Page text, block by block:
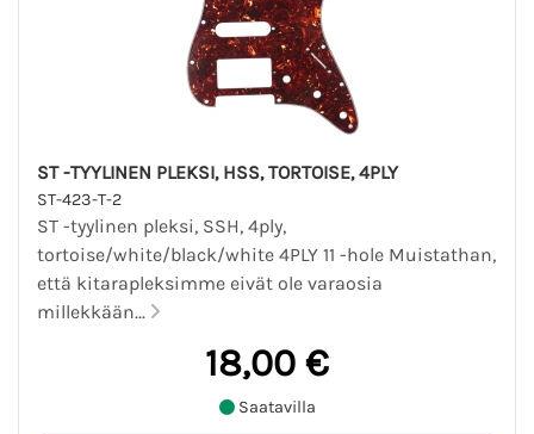
ST -TYYLINEN PLEKSI, HSS, TORTOISE, 4PLY
ST-423-T-2
ST -tyylinen pleksi, SSH, 4ply,
tortoise/white/black/white 4PLY 11 -hole Muistathan,
että kitarapleksimme eivät ole varaosia
millekkään...
18,00 €
Saatavilla